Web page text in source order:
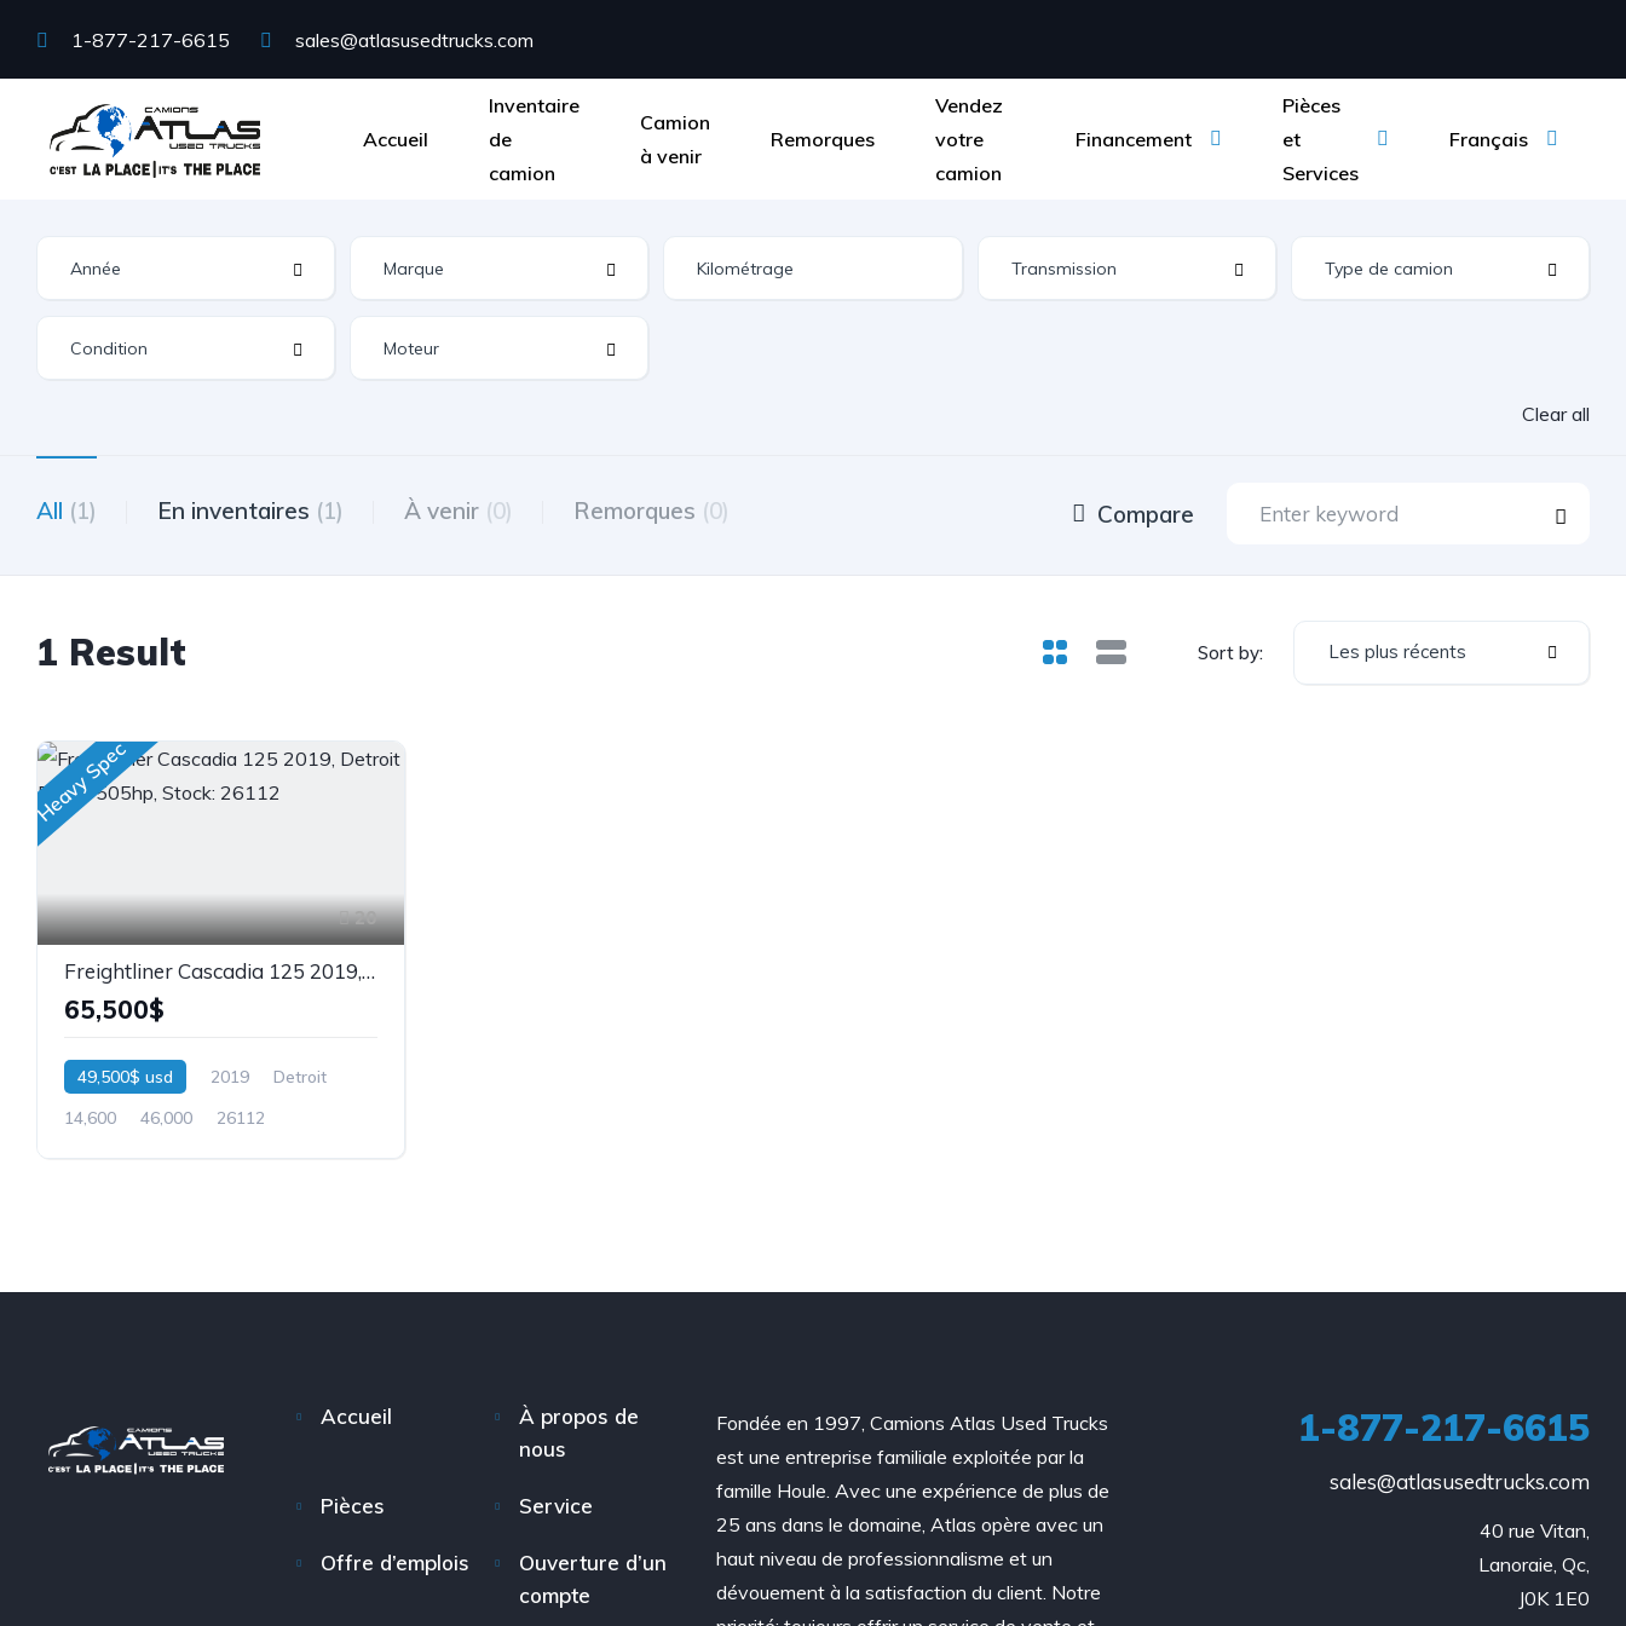
1-877-217-6615 sales@atlasusedtrucks.com
Accueil
Inventaire
de
camion
Camion
à venir
Remorques
Vendez
votre
camion
Financement
Pièces
et
Services
Français
Clear all
All (1) En inventaires (1) À venir (0) Remorques (0) Compare
1 Result Sort by: Les plus récents
Heavy Spec
20
Freightliner Cascadia 125 2019, Detroit DD15 505hp, Stock: 26112
65,500$
49,500$ usd 2019
Detroit
14,600
46,000 26112
Accueil
À propos de
nous
Pièces Service
Offre d’emplois
Ouverture d’un
compte
Fondée en 1997, Camions Atlas Used Trucks
est une entreprise familiale exploitée par la
famille Houle. Avec une expérience de plus de
25 ans dans le domaine, Atlas opère avec un
haut niveau de professionnalisme et un
dévouement à la satisfaction du client. Notre
1-877-217-6615
sales@atlasusedtrucks.com
40 rue Vitan,
Lanoraie, Qc,
J0K 1E0